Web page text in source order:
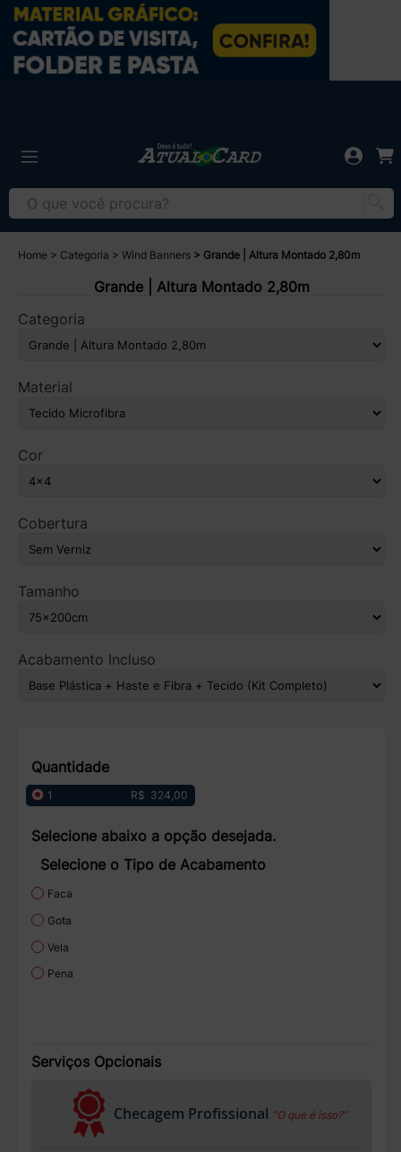
Home Categoria Wind Banners Grande | Altura Montado 2,80m
Grande | Altura Montado 2,80m
Categoria
Material
Cor
Cobertura
Tamanho
Acabamento Incluso
Quantidade
1 R$ 324,00
Selecione abaixo a opção desejada.
Selecione o Tipo de Acabamento
Faca
Gota
Vela
Pena
Serviços Opcionais
Checagem Profissional “O que é isso?”